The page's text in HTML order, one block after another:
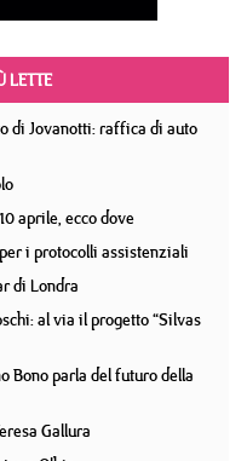
LETTE
di Jovanotti: raffica di auto
aprile, ecco dove
i protocolli assistenziali
di Londra
al via il progetto “Silvas
Bono parla del futuro della
Gallura